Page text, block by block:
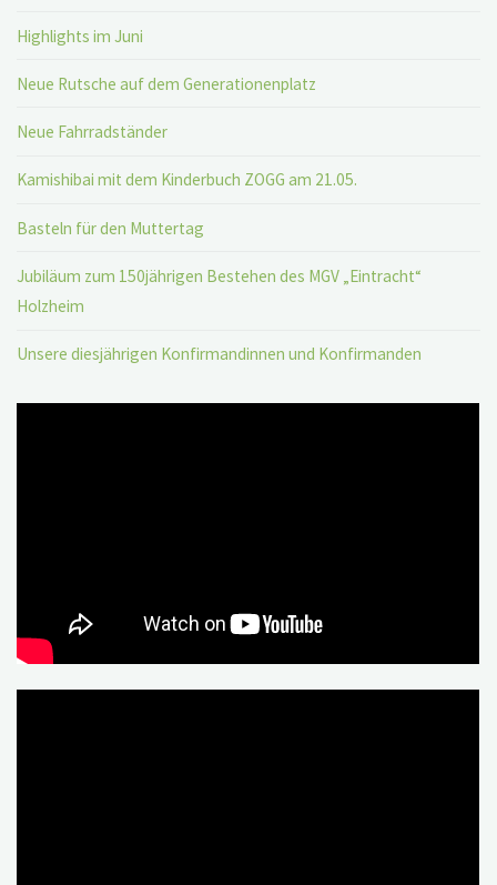
Highlights im Juni
Neue Rutsche auf dem Generationenplatz
Neue Fahrradständer
Kamishibai mit dem Kinderbuch ZOGG am 21.05.
Basteln für den Muttertag
Jubiläum zum 150jährigen Bestehen des MGV „Eintracht“
Holzheim
Unsere diesjährigen Konfirmandinnen und Konfirmanden